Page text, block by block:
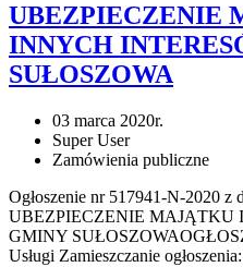
UBEZPIECZENIE
INNYCH
SUŁOSZOWA
03 marca 2020r.
Super User
Zamówienia publiczne
Ogłoszenie nr 517941-N-2020 z
UBEZPIECZENIE MAJĄTKU
GMINY
Usługi Zamieszczanie